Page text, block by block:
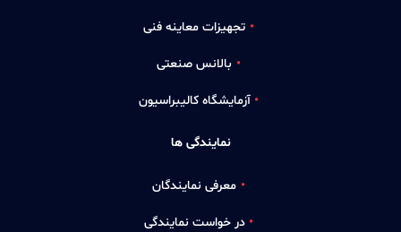
تجهیزات معاینه فنی
بالانس صنعتی
آزمایشگاه کالیبراسیون
نمایندگی ها
معرفی نمایندگان
در خواست نمایندگی